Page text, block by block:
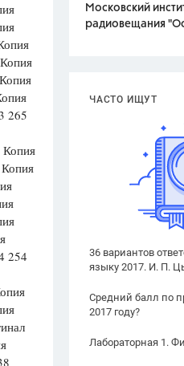
Московский
радиовещания
ЧАСТО ИЩУТ
36 вариантов
языку 2017. И. П.
Средний балл по
2017 году?
Лабораторная 1.
265
254